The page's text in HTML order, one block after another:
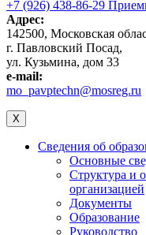
+7 (926) 438-86-29
Адрес:
142500, Московская
г. Павловский Посад,
ул. Кузьмина, дом 33
e-mail:
mo_pavptechn@mosreg.ru
X
Сведения об
Основные
Структура и
организацией
Документы
Образование
Руководство